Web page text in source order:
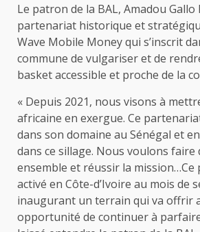
Le patron de la BAL, Amadou Gallo
partenariat historique et
Wave Mobile Money qui s’inscrit
commune de vulgariser et de
basket accessible et proche de la
« Depuis 2021, nous visons à
africaine en exergue. Ce
dans son domaine au Sénégal et
dans ce sillage. Nous voulons faire
ensemble et réussir la
activé en Côte-d’Ivoire au mois de
inaugurant un terrain qui va offrir
opportunité de continuer à